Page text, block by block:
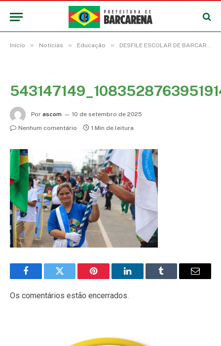
Início » Notícias » Educação » DESFILE ESCOLAR DE BARCARENA ABRAÇA A AMAZÔNIA E DIVULGA A CULTURA OCEÂNICA
Por ascom
10 de setembro de 2025
Nenhum comentário
1 Min de leitura
FacebookTwitter Pinterest LinkedInTumblr
E-
Os comentários estão encerrados.